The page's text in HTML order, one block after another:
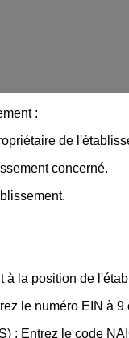
:
de
concerné.
à la position de
le numéro EIN à
: Entrez le code